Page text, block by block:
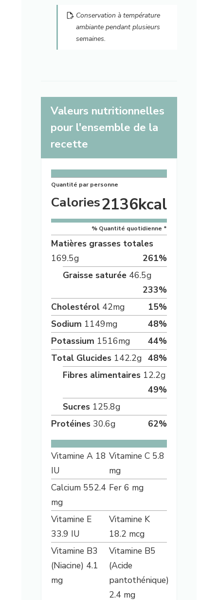
Conservation à température
ambiante pendant plusieurs
semaines.
Valeurs nutritionnelles
pour l'ensemble de la
recette
Quantité par personne
Calories2136kcal
% Quantité quotidienne *
Matières grasses totales
169.5g 261%
Graisse saturée 46.5g
233%
Cholestérol 42mg 15%
Sodium 1149mg 48%
Potassium 1516mg 44%
Total Glucides 142.2g 48%
Fibres alimentaires 12.2g
49%
Sucres 125.8g
Protéines 30.6g 62%
Vitamine A 18
IU
Vitamine C 5.8
mg
Calcium 552.4
mg
Fer 6 mg
Vitamine E
33.9 IU
Vitamine K
18.2 mcg
Vitamine B3
(Niacine) 4.1
mg
Vitamine B5
(Acide
pantothénique)
2.4 mg